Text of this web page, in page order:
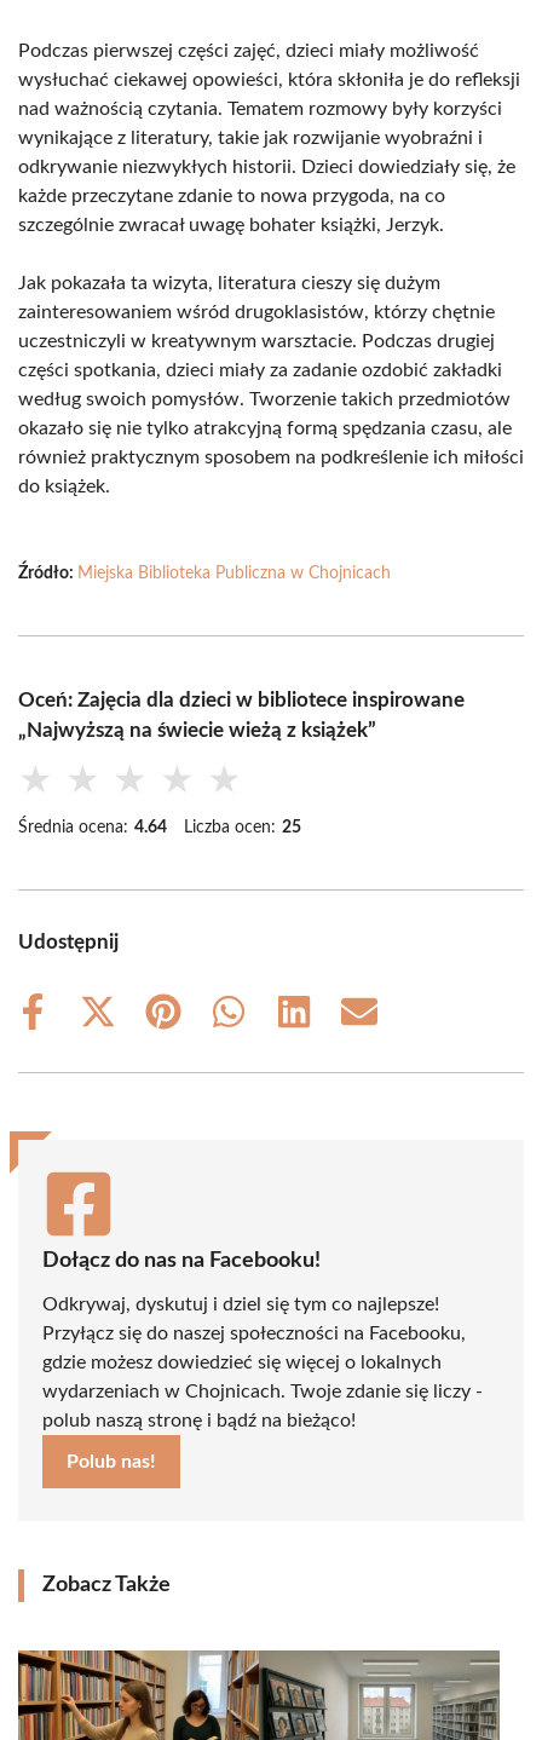
Podczas pierwszej części zajęć, dzieci miały możliwość
wysłuchać ciekawej opowieści, która skłoniła je do refleksji
nad ważnością czytania. Tematem rozmowy były korzyści
wynikające z literatury, takie jak rozwijanie wyobraźni i
odkrywanie niezwykłych historii. Dzieci dowiedziały się, że
każde przeczytane zdanie to nowa przygoda, na co
szczególnie zwracał uwagę bohater książki, Jerzyk.
Jak pokazała ta wizyta, literatura cieszy się dużym
zainteresowaniem wśród drugoklasistów, którzy chętnie
uczestniczyli w kreatywnym warsztacie. Podczas drugiej
części spotkania, dzieci miały za zadanie ozdobić zakładki
według swoich pomysłów. Tworzenie takich przedmiotów
okazało się nie tylko atrakcyjną formą spędzania czasu, ale
również praktycznym sposobem na podkreślenie ich miłości
do książek.
Źródło: Miejska Biblioteka Publiczna w Chojnicach
Oceń: Zajęcia dla dzieci w bibliotece inspirowane
„Najwyższą na świecie wieżą z książek”
★ ★ ★ ★ ★
Średnia ocena: 4.64 Liczba ocen: 25
Udostępnij
Share
Share
(Twitter)
Share
Share
Share
Share
Dołącz do nas na Facebooku!
Odkrywaj, dyskutuj i dziel się tym co najlepsze!
Przyłącz się do naszej społeczności na Facebooku,
gdzie możesz dowiedzieć się więcej o lokalnych
wydarzeniach w Chojnicach. Twoje zdanie się liczy -
polub naszą stronę i bądź na bieżąco!
Polub nas!
Zobacz Także